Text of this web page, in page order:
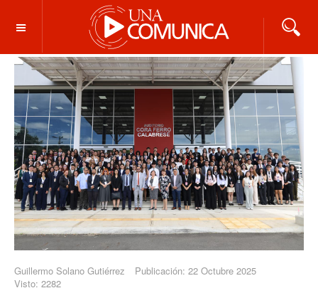
OFF CANVAS
Guillermo Solano Gutiérrez
Publicación: 22 Octubre 2025
Visto: 2282